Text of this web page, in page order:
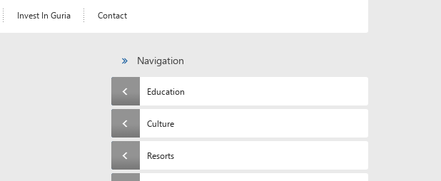
Invest In Guria Contact
Navigation
Education
Culture
Resorts